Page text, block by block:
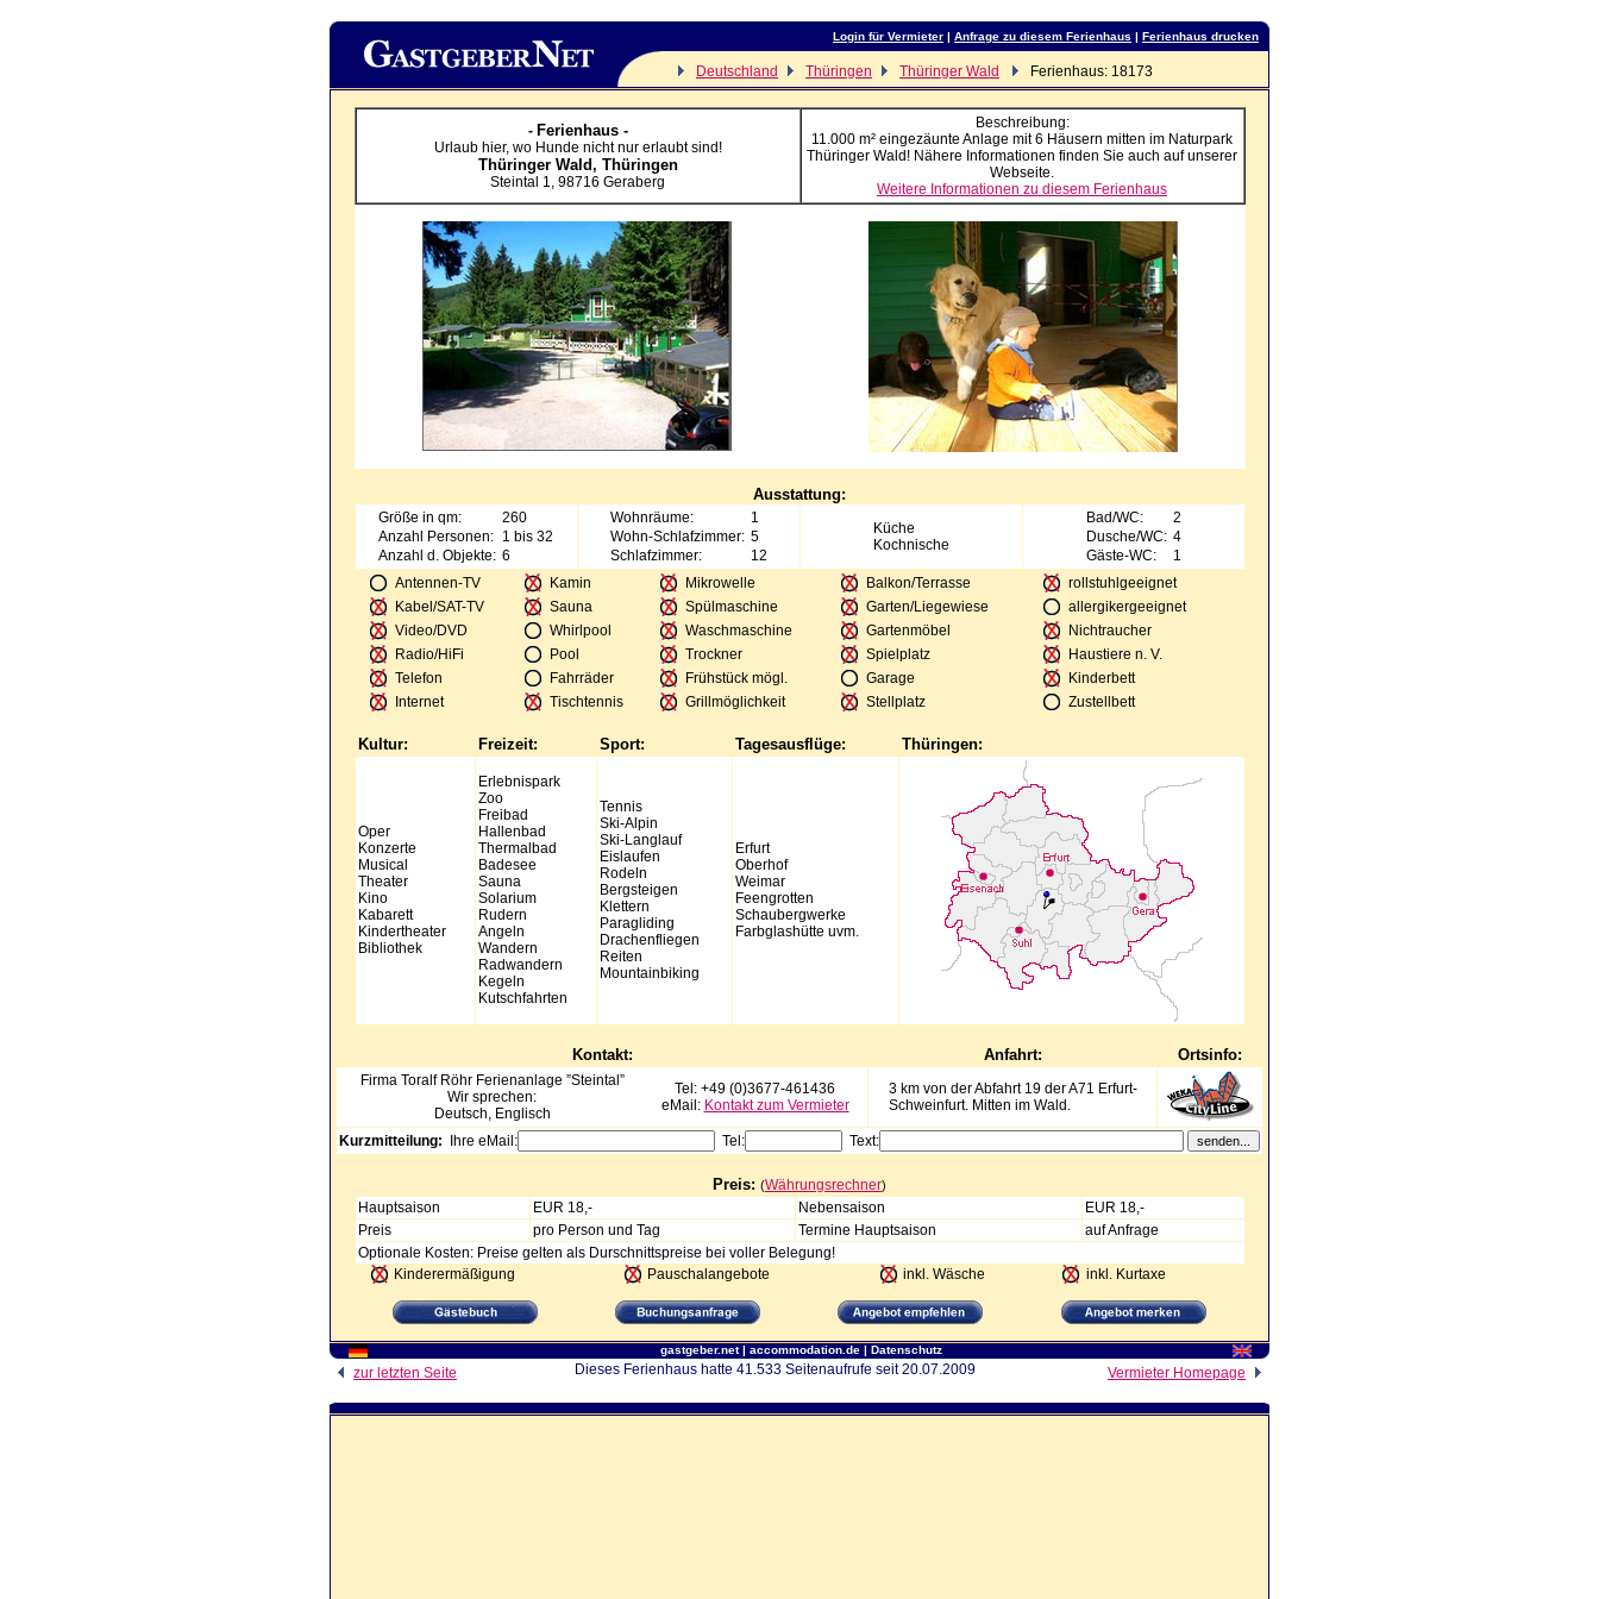
Login für Vermieter | Anfrage zu diesem Ferienhaus | Ferienhaus drucken
Deutschland Thüringen Thüringer Wald Ferienhaus: 18173
- Ferienhaus -
Urlaub hier, wo Hunde nicht nur erlaubt sind!
Thüringer Wald, Thüringen
Steintal 1, 98716 Geraberg
Beschreibung:
11.000 m² eingezäunte Anlage mit 6 Häusern mitten im Naturpark
Thüringer Wald! Nähere Informationen finden Sie auch auf unserer
Webseite.
Weitere Informationen zu diesem Ferienhaus
Ausstattung:
Größe in qm:
260
Anzahl Personen: 1 bis 32
Anzahl d. Objekte: 6
Wohnräume:
1
Wohn-Schlafzimmer: 5
Schlafzimmer:
12
Küche
Kochnische
Bad/WC:
2
Dusche/WC: 4
Gäste-WC:
1
Antennen-TV
Kamin Mikrowelle Balkon/Terrasse
rollstuhlgeeignet
Kabel/SAT-TV
Sauna Spülmaschine Garten/Liegewiese
allergikergeeignet
Video/DVD
Whirlpool Waschmaschine Gartenmöbel
Nichtraucher
Radio/HiFi
Pool Trockner Spielplatz
Haustiere n. V.
Telefon
Fahrräder Frühstück mögl. Garage
Kinderbett
Internet
Tischtennis Grillmöglichkeit Stellplatz Zustellbett
Kultur: Freizeit: Sport: Tagesausflüge: Thüringen:
Oper
Konzerte
Musical
Theater
Kino
Kabarett
Kindertheater
Bibliothek
Erlebnispark
Zoo
Freibad
Hallenbad
Thermalbad
Badesee
Sauna
Solarium
Rudern
Angeln
Wandern
Radwandern
Kegeln
Kutschfahrten
Tennis
Ski-Alpin
Ski-Langlauf
Eislaufen
Rodeln
Bergsteigen
Klettern
Paragliding
Drachenfliegen
Reiten
Mountainbiking
Erfurt
Oberhof
Weimar
Feengrotten
Schaubergwerke
Farbglashütte uvm.
Kontakt: Anfahrt: Ortsinfo:
Firma Toralf Röhr Ferienanlage ”Steintal”
Wir sprechen:
Deutsch, Englisch
Tel: +49 (0)3677-461436
eMail: Kontakt zum Vermieter
3 km von der Abfahrt 19 der A71 Erfurt-
Schweinfurt. Mitten im Wald.
Kurzmitteilung: Ihre eMail: Tel: Text:
Preis: (Währungsrechner)
Hauptsaison EUR 18,- Nebensaison
EUR 18,-
Preis
pro Person und Tag Termine Hauptsaison
auf Anfrage
Optionale Kosten: Preise gelten als Durschnittspreise bei voller Belegung!
Kinderermäßigung
Pauschalangebote inkl. Wäsche inkl. Kurtaxe
gastgeber.net| accommodation.de| Datenschutz
zur letzten Seite Dieses Ferienhaus hatte 41.533 Seitenaufrufe seit 20.07.2009 Vermieter Homepage